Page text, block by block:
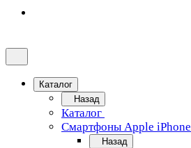
Каталог
Назад
Каталог
Смартфоны Apple iPhone
Назад